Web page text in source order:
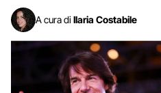
A cura di Ilaria Costabile